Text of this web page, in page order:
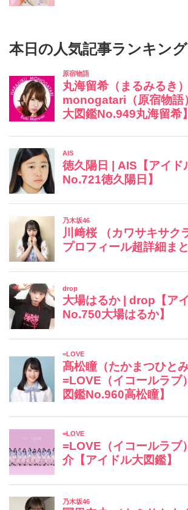
本日の人気記事ランキング